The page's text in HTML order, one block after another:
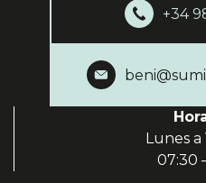
+34
Lunes a
07:30